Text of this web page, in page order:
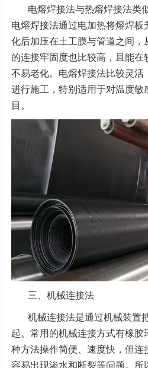
电熔焊接法与热熔焊接法类
电熔焊接法通过电加热将熔焊
化后加压在土工膜与管道之间，
的连接牢固度也比较高，且能在
不易老化。电熔焊接法比较灵活
进行施工，特别适用于对温度敏
目。
三、机械连接法
机械连接法是通过机械装置
起。常用的机械连接方式有橡
种方法操作简便、速度快，但连
容易出现渗水和断裂等问题。所